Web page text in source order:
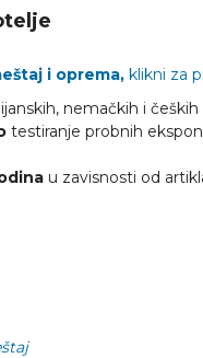
i oprema, klikni za
nemačkih i
testiranje probnih
u zavisnosti od